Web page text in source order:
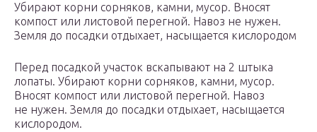
Убирают корни сорняков, камни, мусор. Вносят
компост или листовой перегной. Навоз не нужен.
Земля до посадки отдыхает, насыщается кислородом
Перед посадкой участок вскапывают на 2 штыка
лопаты. Убирают корни сорняков, камни, мусор.
Вносят компост или листовой перегной. Навоз
не нужен. Земля до посадки отдыхает, насыщается
кислородом.